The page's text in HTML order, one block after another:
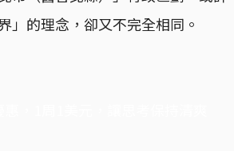
」的理念，卻又不完全相同。